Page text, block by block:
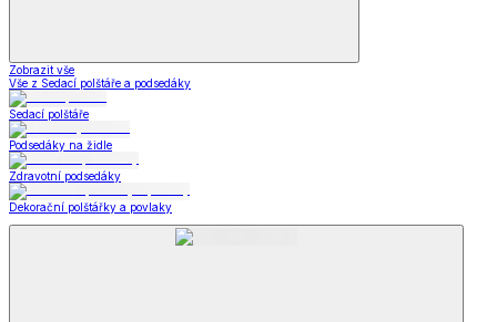
Zobrazit vše
Vše z Sedací polštáře a podsedáky
Sedací polštáře
Podsedáky na židle
Zdravotní podsedáky
Dekorační polštářky a povlaky